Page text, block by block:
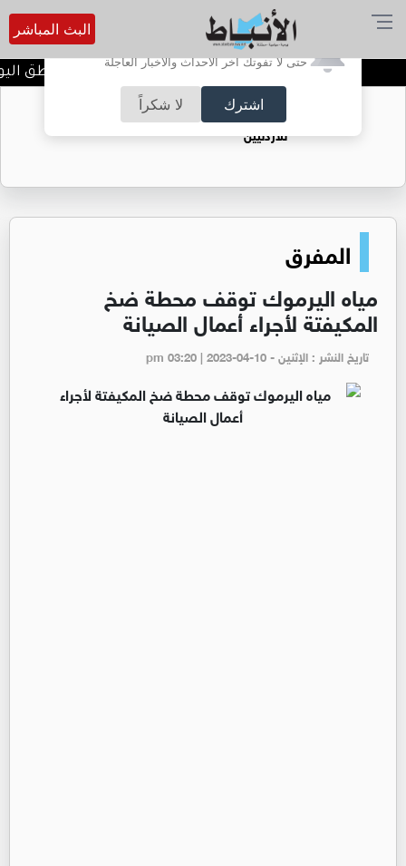
أترغب في تفعيل الإشعارات؟
حتى لا تفوتك آخر الأحداث والأخبار العاجلة
اشترك لا شكراً
البث المباشر
اجواء حارة في اغلب المناطق
حقل الريشة حين يتحول الغاز إلى فرص عمل
للأردنيين
المفرق
مياه اليرموك توقف محطة ضخ
المكيفتة لأجراء أعمال الصيانة
تاريخ النشر : الإثنين - pm 03:20 | 2023-04-10